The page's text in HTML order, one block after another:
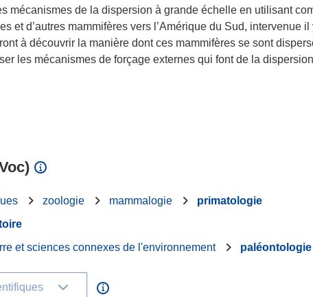
mécanismes de la dispersion à grande échelle en utilisant
et d’autres mammifères vers l’Amérique du Sud, intervenue il
à découvrir la manière dont ces mammifères se sont
les mécanismes de forçage externes qui font de la
zoologie mammalogie
primatologie
et sciences connexes de l'environnement paléontologie